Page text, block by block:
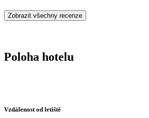
Zobrazit všechny recenze
Poloha hotelu
Vzdálenost od letiště